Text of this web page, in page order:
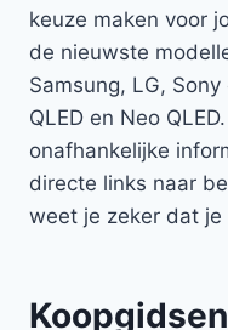
keuze maken voor
de nieuwste
Samsung, LG,
QLED en Neo
onafhankelijke
directe links naar
weet je zeker dat
Koopgidsen